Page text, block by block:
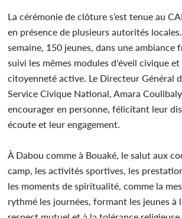
La cérémonie de clôture s’est tenue au
en présence de plusieurs autorités
semaine, 150 jeunes, dans une ambiance
suivi les mêmes modules d'éveil civique
citoyenneté active. Le Directeur Général
Service Civique National, Amara
encourager en personne, félicitant leur
écoute et leur engagement.
À Dabou comme à Bouaké, le salut aux
camp, les activités sportives, les
les moments de spiritualité, comme la
rythmé les journées, formant les jeunes à